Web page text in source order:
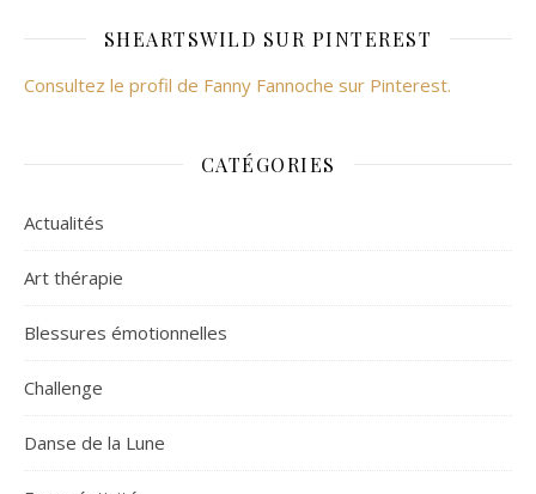
SHEARTSWILD SUR PINTEREST
Consultez le profil de Fanny Fannoche sur Pinterest.
CATÉGORIES
Actualités
Art thérapie
Blessures émotionnelles
Challenge
Danse de la Lune